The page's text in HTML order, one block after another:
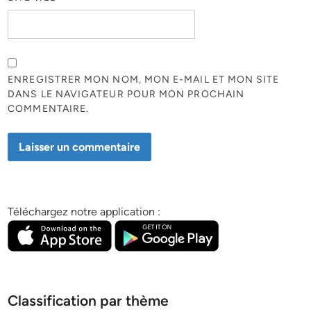
ENREGISTRER MON NOM, MON E-MAIL ET MON SITE
DANS LE NAVIGATEUR POUR MON PROCHAIN
COMMENTAIRE.
Téléchargez notre application :
Classification par thème